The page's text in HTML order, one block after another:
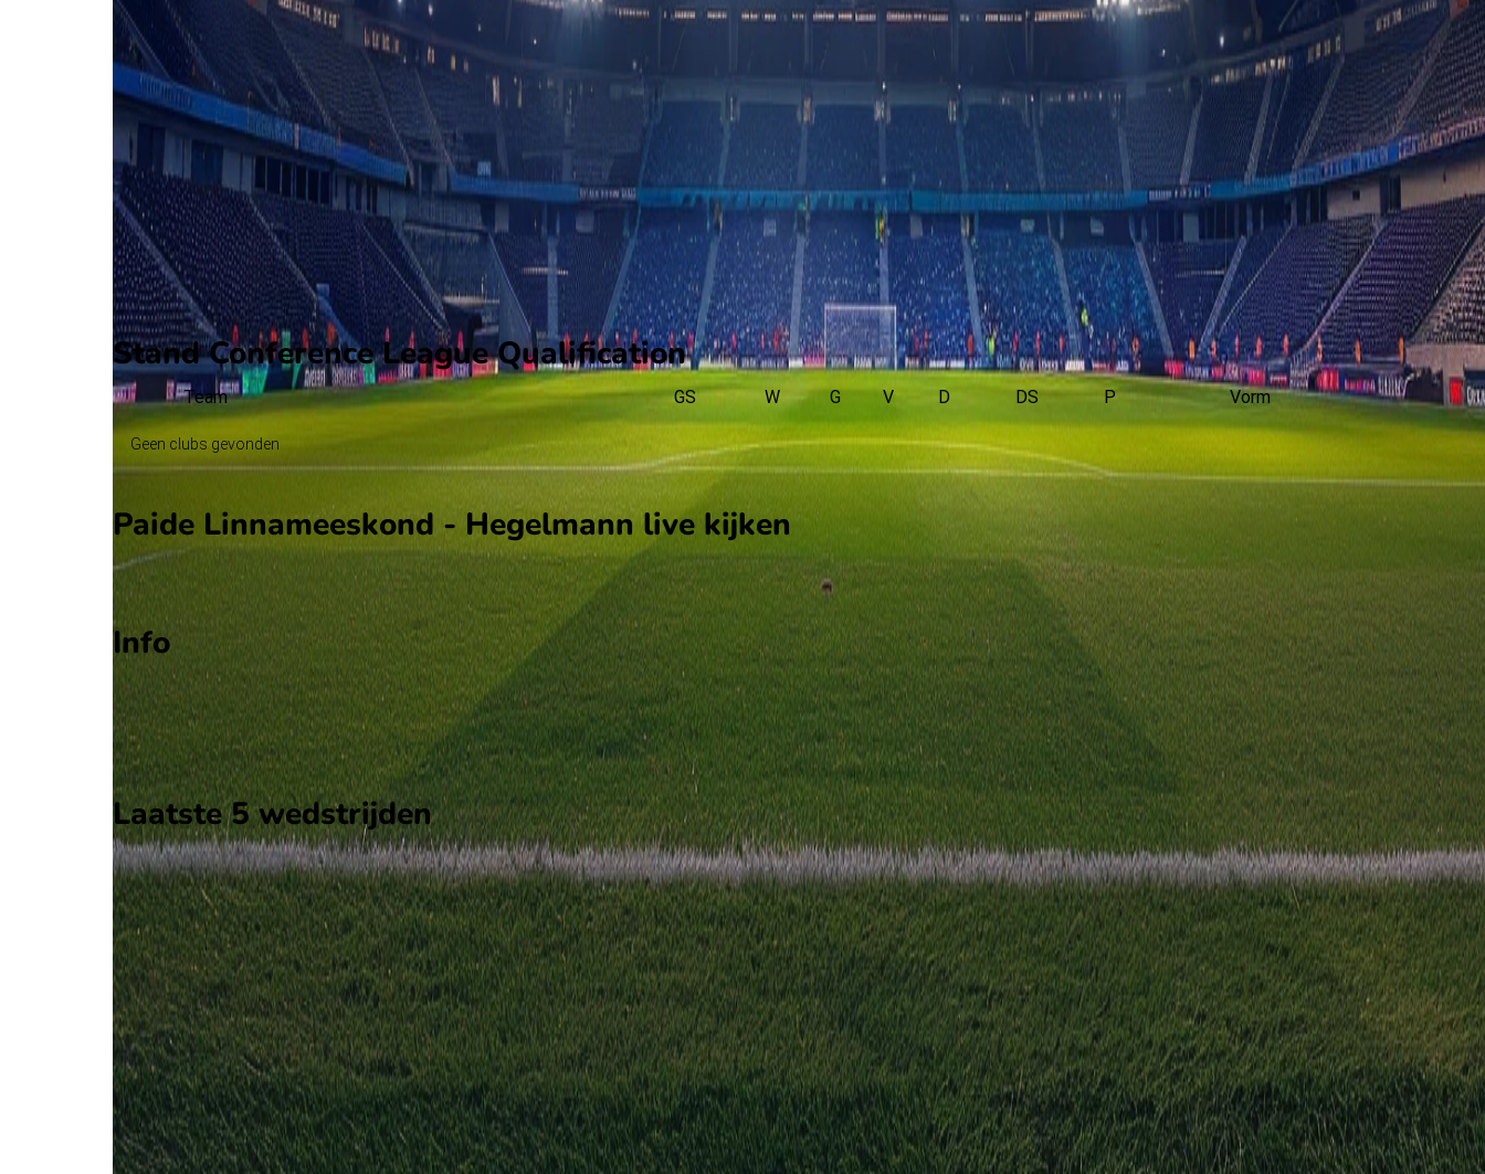
66'
H. Anier (A. Badamosi)
D. Kazlauskas
(V. Armanavicius)
73'
M. Lilander (P. Andrade Drozina)
81'
O. Hoim
Stand Conference League Qualification
Team GS W G V D DS P Vorm
Geen clubs gevonden
Paide Linnameeskond - Hegelmann live kijken
Ziggo Sport
Info
Op 16 juli 2026 gaat Paide Linnameeskond de strijd aan met Hegelmann. De wedstrijd wordt afgetrapt om 16:00 en wordt gespeeld in de Conference League
Qualification 1.
Stadion: Parnu Rannastaadion
Scheidsrechter: Onbekend
Laatste 5 wedstrijden
H2H
Paide Linnameeskond
Hegelmann
16 jul 2026
Paide Linnameeskond
Hegelmann
3
9 jul 2026
Hegelmann
Paide Linnameeskond
11